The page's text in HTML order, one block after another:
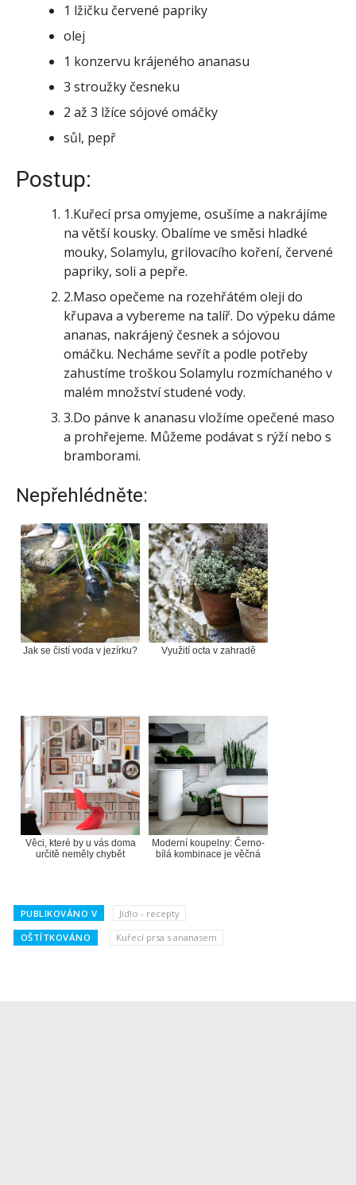
1 lžičku červené papriky
olej
1 konzervu krájeného ananasu
3 stroužky česneku
2 až 3 lžíce sójové omáčky
sůl, pepř
Postup:
1.Kuřecí prsa omyjeme, osušíme a nakrájíme
na větší kousky. Obalíme ve směsi hladké
mouky, Solamylu, grilovacího koření, červené
papriky, soli a pepře.
2.Maso opečeme na rozehřátém oleji do
křupava a vybereme na talíř. Do výpeku dáme
ananas, nakrájený česnek a sójovou
omáčku. Necháme sevřít a podle potřeby
zahustíme troškou Solamylu rozmíchaného v
malém množství studené vody.
3.Do pánve k ananasu vložíme opečené maso
a prohřejeme. Můžeme podávat s rýží nebo s
bramborami.
Nepřehlédněte:
Jak se čistí voda v jezírku? Využití octa v zahradě
Věci, které by u vás doma
určitě neměly chybět
Moderní koupelny: Černo-
bílá kombinace je věčná
PUBLIKOVÁNO V Jídlo - recepty
OŠTÍTKOVÁNO Kuřecí prsa s ananasem